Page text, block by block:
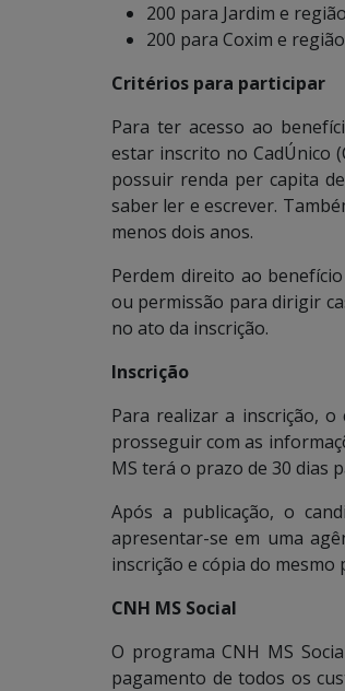
200 para Jardim e região
200 para Coxim e região
Critérios para participar
Para ter acesso ao
estar inscrito no CadÚnico
possuir renda per capita
saber ler e escrever.
menos dois anos.
Perdem direito ao
ou permissão para dirigir
no ato da inscrição.
Inscrição
Para realizar a inscrição, o
prosseguir com as
MS terá o prazo de 30 dias
Após a publicação, o
apresentar-se em uma
inscrição e cópia do
CNH MS Social
O programa CNH MS
pagamento de todos os